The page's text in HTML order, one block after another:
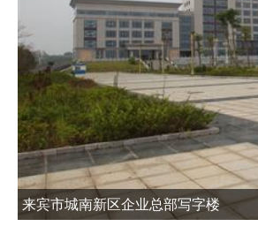
来宾市城南新区企业总部写字楼